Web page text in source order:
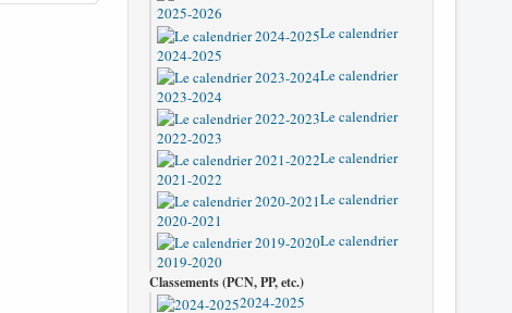
2025-2026
Le calendrier
2024-2025
Le calendrier
2023-2024
Le calendrier
2022-2023
Le calendrier
2021-2022
Le calendrier
2020-2021
Le calendrier
2019-2020
Classements (PCN, PP, etc.)
2024-2025